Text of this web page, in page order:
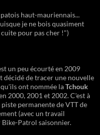
haut-mauriennais...
je ne bois quasiment
pour pas cher !")
un peu écourté en 2009
décidé de tracer une nouvelle
ont nommée laTchouk
2000, 2001 et 2002. C'est à
permanente de VTT de
(avec un travail
Patrol saisonnier.